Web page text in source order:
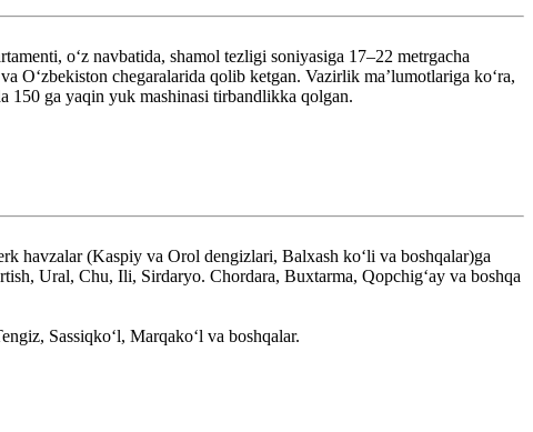
oʻz navbatida, shamol tezligi soniyasiga 17–22 metrgacha
Oʻzbekiston chegaralarida qolib ketgan. Vazirlik maʼlumotlariga koʻra,
150 ga yaqin yuk mashinasi tirbandlikka qolgan.
havzalar (Kaspiy va Orol dengizlari, Balxash koʻli va boshqalar)ga
Ural, Chu, Ili, Sirdaryo. Chordara, Buxtarma, Qopchigʻay va boshqa
Sassiqkoʻl, Marqakoʻl va boshqalar.